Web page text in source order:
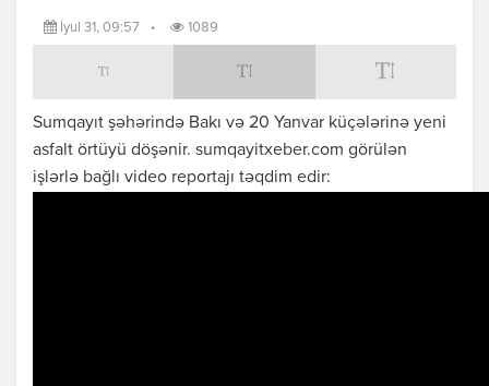
İyul 31, 09:57 • 1089
Sumqayıt şəhərində Bakı və 20 Yanvar küçələrinə yeni
asfalt örtüyü döşənir. sumqayitxeber.com görülən
işlərlə bağlı video reportajı təqdim edir: